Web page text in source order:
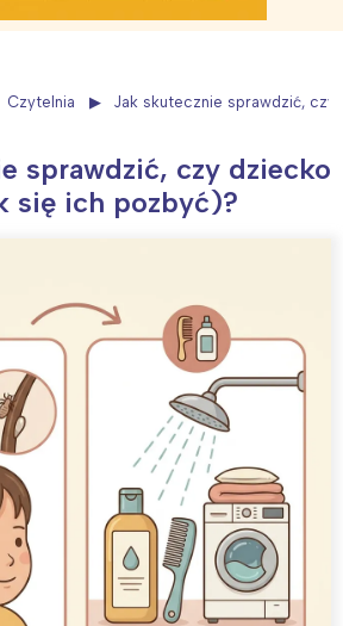
Czytelnia Jak skutecznie sprawdzić,
sprawdzić, czy dziecko
się ich pozbyć)?